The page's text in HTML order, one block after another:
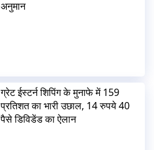
अनुमान
ग्रेट ईस्टर्न शिपिंग के मुनाफे में 159
प्रतिशत का भारी उछाल, 14 रुपये 40
पैसे डिविडेंड का ऐलान